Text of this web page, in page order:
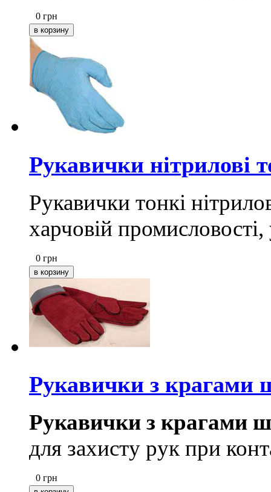
0 грн
Рукавички нітрилові
Рукавички тонкі
харчовій
0 грн
Рукавички з крагами
Рукавички з крагами
для захисту рук при
0 грн